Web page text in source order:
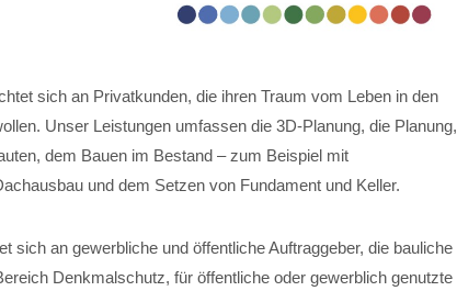
sich an Privatkunden, die ihren Traum vom Leben in den
Unser Leistungen umfassen die 3D-Planung, die Planung,
dem Bauen im Bestand – zum Beispiel mit
und dem Setzen von Fundament und Keller.
sich an gewerbliche und öffentliche Auftraggeber, die bauliche
Denkmalschutz, für öffentliche oder gewerblich genutzte